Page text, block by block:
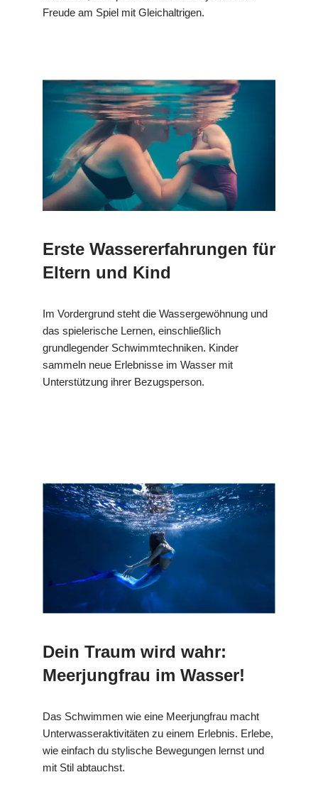
Freude am Spiel mit Gleichaltrigen.
Erste Wassererfahrungen für
Eltern und Kind
Im Vordergrund steht die Wassergewöhnung und
das spielerische Lernen, einschließlich
grundlegender Schwimmtechniken. Kinder
sammeln neue Erlebnisse im Wasser mit
Unterstützung ihrer Bezugsperson.
Dein Traum wird wahr:
Meerjungfrau im Wasser!
Das Schwimmen wie eine Meerjungfrau macht
Unterwasseraktivitäten zu einem Erlebnis. Erlebe,
wie einfach du stylische Bewegungen lernst und
mit Stil abtauchst.